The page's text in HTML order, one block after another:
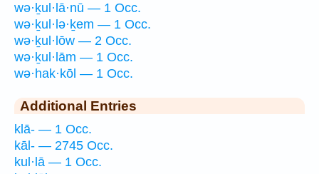
wə·ḵul·lā·nū — 1 Occ.
wə·ḵul·lə·ḵem — 1 Occ.
wə·ḵul·lōw — 2 Occ.
wə·ḵul·lām — 1 Occ.
wə·hak·kōl — 1 Occ.
Additional Entries
klā- — 1 Occ.
kāl- — 2745 Occ.
kul·lā — 1 Occ.